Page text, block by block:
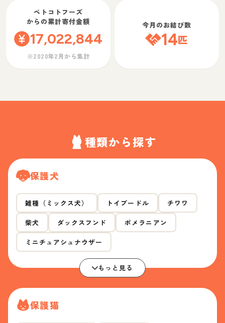
ペトコトフーズ
からの累計寄付金額
17,022,844
※2020年2月から集計
今月のお結び数
14匹
種類から探す
保護犬
雑種（ミックス犬） トイプードル チワワ
柴犬 ダックスフンド ポメラニアン
ミニチュアシュナウザー
もっと見る
保護猫